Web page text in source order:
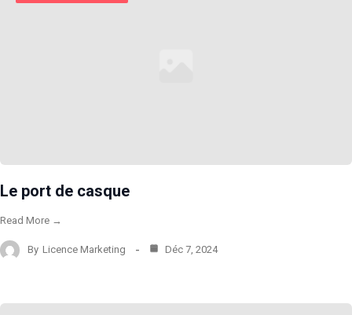
Le port de casque
Read More →
By Licence Marketing Déc 7, 2024